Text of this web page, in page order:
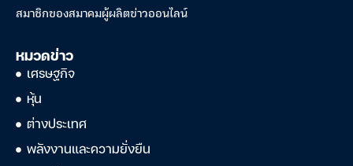
สมาชิกของสมาคมผู้ผลิตข่าวออนไลน์
หมวดข่าว
เศรษฐกิจ
หุ้น
ต่างประเทศ
พลังงานและความยั่งยืน